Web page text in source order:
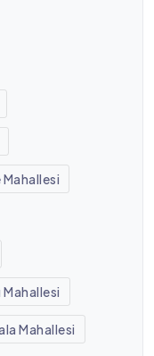
Mahallesi